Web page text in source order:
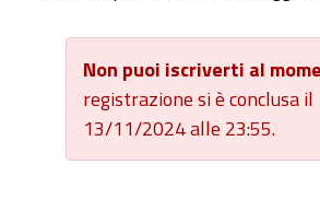
Non puoi iscriverti al
registrazione si è conclusa il
13/11/2024 alle 23:55.